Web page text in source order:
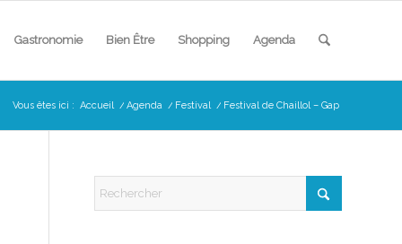
Gastronomie Bien Être Shopping Agenda
Vous êtes ici : Accueil / Agenda / Festival / Festival de Chaillol – Gap